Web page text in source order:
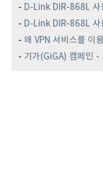
- D-Link DIR-868L 사
- D-Link DIR-868L 사
- 왜 VPN 서비스를 이
- 기가(GiGA) 캠페인 -